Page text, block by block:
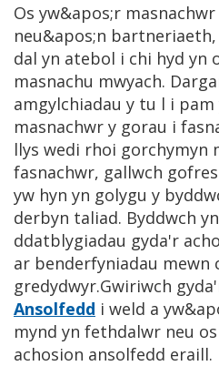
Os yw&apos;r
neu&apos;n
dal yn atebol i chi hyd yn
masnachu mwyach.
amgylchiadau y tu l i
masnachwr y gorau i
llys wedi rhoi gorchymyn
fasnachwr, gallwch
yw hyn yn golygu y
derbyn taliad. Byddwch
ddatblygiadau gyda'r
ar benderfyniadau mewn
gredydwyr.Gwiriwch
Ansolfedd i weld a
mynd yn fethdalwr neu
achosion ansolfedd eraill.